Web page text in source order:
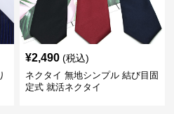
¥2,490 (税込)
ネクタイ 無地シンプル 結び目固
定式 就活ネクタイ